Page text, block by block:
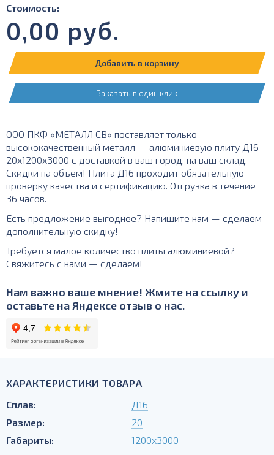
Стоимость:
0,00 руб.
Добавить в корзину
Заказать в один клик
ООО ПКФ «МЕТАЛЛ СВ» поставляет только
высококачественный металл — алюминиевую плиту Д16
20х1200х3000 с доставкой в ваш город, на ваш склад.
Скидки на объем! Плита Д16 проходит обязательную
проверку качества и сертификацию. Отгрузка в течение
36 часов.
Есть предложение выгоднее? Напишите нам — сделаем
дополнительную скидку!
Требуется малое количество плиты алюминиевой?
Свяжитесь с нами — сделаем!
Нам важно ваше мнение! Жмите на ссылку и
оставьте на Яндексе отзыв о нас.
ХАРАКТЕРИСТИКИ ТОВАРА
Сплав:
Д16
Размер:
20
Габариты:
1200х3000